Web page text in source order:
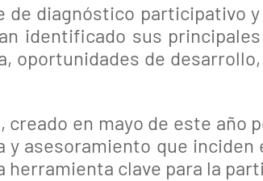
diagnóstico participativo
identificado sus
oportunidades de
en mayo de este año
y asesoramiento que
herramienta clave para la